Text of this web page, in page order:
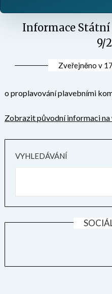
Informace
9/
Zveřejněno v
o proplavování plavebními
Zobrazit původní informaci na
VYHLEDÁVÁNÍ